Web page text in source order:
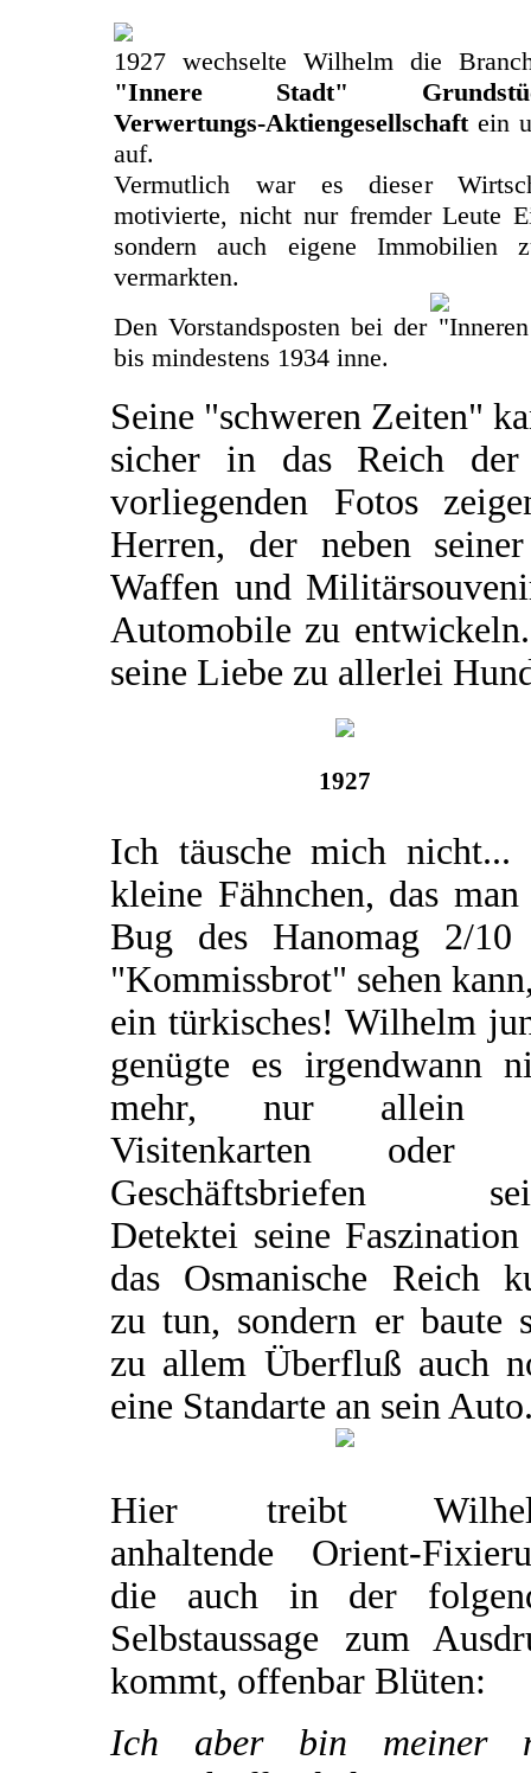
1927 wechselte Wilhelm die
"Innere Stadt"
Verwertungs-Aktiengesellschaftein
auf.
Vermutlich war es dieser
motivierte, nicht nur fremder Leute
sondern auch eigene Immobilien
vermarkten.
Den Vorstandsposten bei der
bis mindestens 1934 inne.
Seine "schweren Zeiten"
sicher in das Reich der
vorliegenden Fotos
Herren, der neben
Waffen und
Automobile zu
seine Liebe zu allerlei
1927
Ich täusche mich nicht...
kleine Fähnchen, das man
Bug des Hanomag 2/10
"Kommissbrot" sehen
ein türkisches! Wilhelm
genügte es irgendwann
mehr, nur allein
Visitenkarten oder
Geschäftsbriefen
Detektei seine
das Osmanische Reich
zu tun, sondern er baute
zu allem Überfluß auch
eine Standarte an sein
Hier treibt
anhaltende Orient-
die auch in der
Selbstaussage zum
kommt, offenbar Blüten:
Ich aber bin meiner